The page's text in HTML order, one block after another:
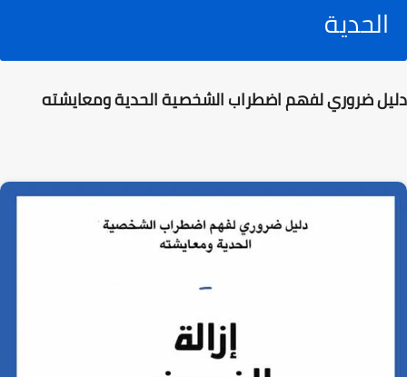
الحدية
دليل ضروري لفهم اضطراب الشخصية الحدية ومعايشته